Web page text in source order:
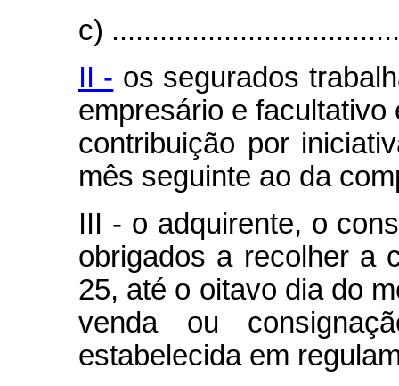
c)
II - os segurados
empresário e
contribuição por
mês seguinte ao da
III - o adquirente, o
obrigados a recolher a
25, até o oitavo dia do
venda ou
estabelecida em